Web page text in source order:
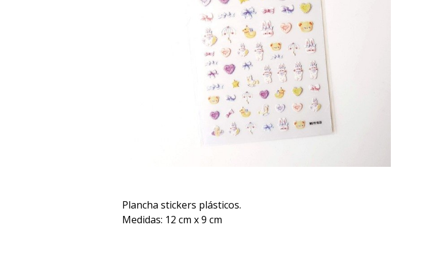
Plancha stickers plásticos.
Medidas: 12 cm x 9 cm